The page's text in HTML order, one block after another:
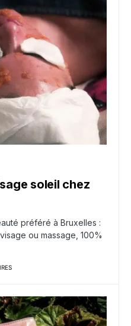
soleil chez
préféré à Bruxelles :
ou massage, 100%